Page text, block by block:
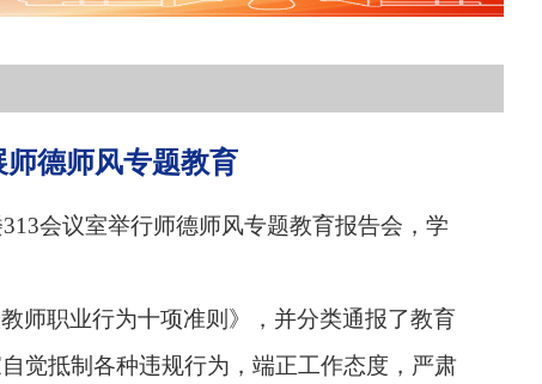
德师风专题教育
会议室举行师德师风专题教育报告会，学
师职业行为十项准则》，并分类通报了教育
自觉抵制各种违规行为，端正工作态度，严肃